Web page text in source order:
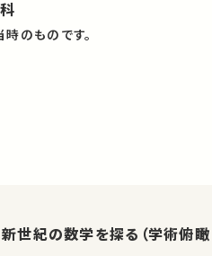
のものです。
世紀の数学を探る（学術俯瞰